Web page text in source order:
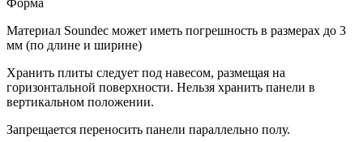
Форма
Материал Soundec может иметь погрешность в размерах до 3
мм (по длине и ширине)
Хранить плиты следует под навесом, размещая на
горизонтальной поверхности. Нельзя хранить панели в
вертикальном положении.
Запрещается переносить панели параллельно полу.